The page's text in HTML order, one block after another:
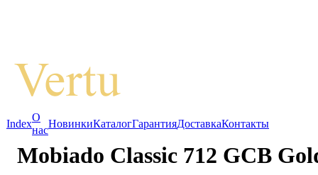
Index
О
нас
НовинкиКаталогГарантияДоставкаКонтакты
Mobiado Classic 712 GCB